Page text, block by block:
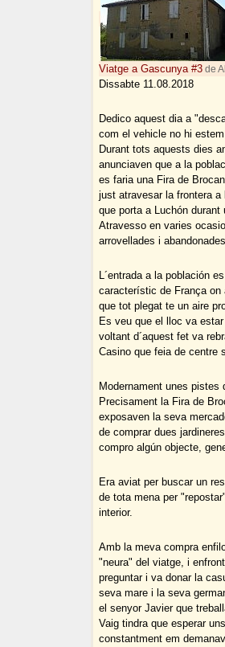
Viatge a Gascunya #3 de
Dissabte 11.08.2018
Dedico aquest dia a
com el vehicle no hi
Durant tots aquests dies
anunciaven que a la
es faria una Fira de
just atravesar la frontera a
que porta a Luchón durant
Atravesso en varies
arrovellades i
L´entrada a la población
característic de França
que tot plegat te un aire
Es veu que el lloc va
voltant d´aquest fet va
Casino que feia de centre
Modernament unes pistes
Precisament la Fira de
exposaven la seva
de comprar dues
compro algún objecte,
Era aviat per buscar un
de tota mena per
interior.
Amb la meva compra
"neura" del viatge, i
preguntar i va donar la
seva mare i la seva
el senyor Javier que
Vaig tindra que esperar
constantment em